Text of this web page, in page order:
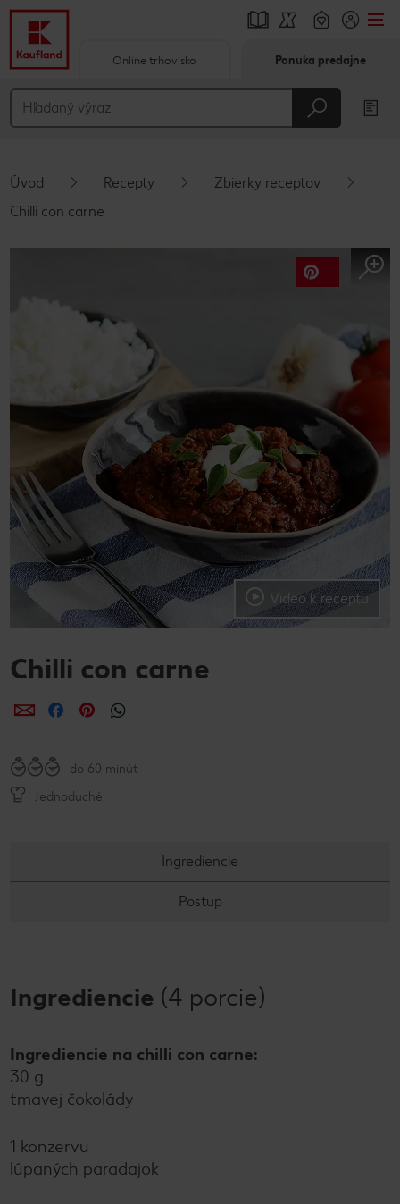
Hlavný obsah
Vyskakovací bočný panel
Online trhovisko Ponuka predajne
Úvod Recepty
Zbierky receptov
Chilli con carne
Video k receptu
Chilli con carne
ZdieľaťZdieľaťZdieľať
do 60 minút
Jednoduché
Ingrediencie
Postup
Ingrediencie (4 porcie)
Ingrediencie na chilli con carne:
30 g
tmavej čokolády
1 konzervu
lúpaných paradajok